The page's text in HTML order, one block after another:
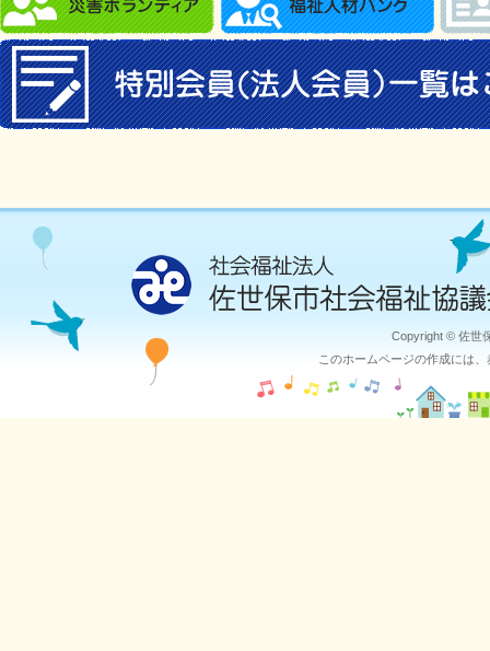
Copyright © 佐世
このホームページの作成には